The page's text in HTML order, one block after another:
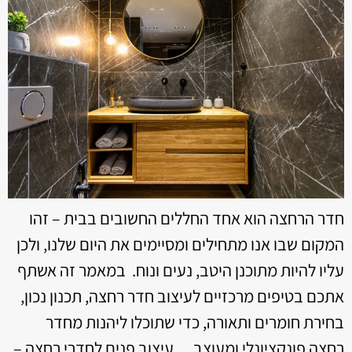
חדר הרחצה הוא אחד החללים החשובים בבית – זהו
המקום שבו אנו מתחילים ומסיימים את היום שלנו, ולכן
עליו להיות מתוכנן היטב, נעים ונוח. במאמר זה אשתף
אתכם בטיפים מרכזיים לעיצוב חדר רחצה, תכנון נכון,
בחירת חומרים ותאורה, כדי שתוכלו ליהנות מחדר